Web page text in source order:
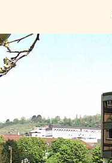
Headerbilder